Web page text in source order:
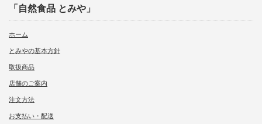
「自然食品 とみや」
ホーム
とみやの基本方針
取扱商品
店舗のご案内
注文方法
お支払い・配送